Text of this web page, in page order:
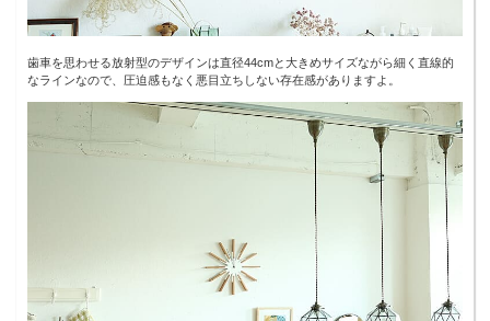
歯車を思わせる放射型のデザインは直径44cmと大きめサイズながら細く直線的
なラインなので、圧迫感もなく悪目立ちしない存在感がありますよ。